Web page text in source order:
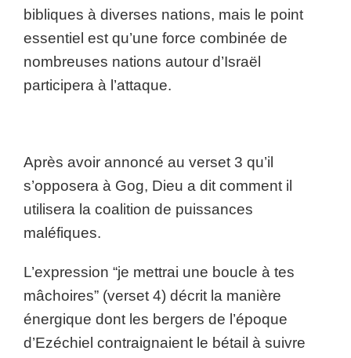
bibliques à diverses nations, mais le point
essentiel est qu’une force combinée de
nombreuses nations autour d’Israël
participera à l’attaque.
Après avoir annoncé au verset 3 qu’il
s’opposera à Gog, Dieu a dit comment il
utilisera la coalition de puissances
maléfiques.
L’expression “je mettrai une boucle à tes
mâchoires” (verset 4) décrit la manière
énergique dont les bergers de l’époque
d’Ezéchiel contraignaient le bétail à suivre